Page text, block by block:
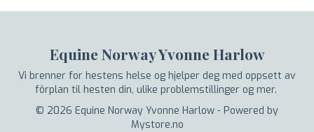
Equine Norway Yvonne Harlow
Vi brenner for hestens helse og hjelper deg med oppsett av
fôrplan til hesten din, ulike problemstillinger og mer.
© 2026 Equine Norway Yvonne Harlow - Powered by
Mystore.no